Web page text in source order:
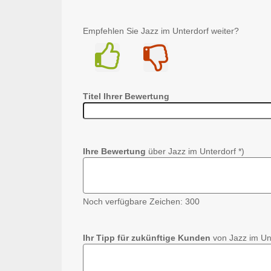
Empfehlen Sie Jazz im Unterdorf weiter?
Titel Ihrer Bewertung
Ihre Bewertung über Jazz im Unterdorf *)
Noch verfügbare Zeichen: 300
Ihr Tipp für zukünftige Kunden von Jazz im